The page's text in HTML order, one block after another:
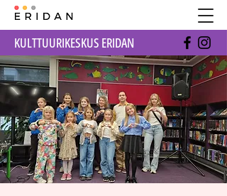
KULTTUURIKESKUS ERIDAN